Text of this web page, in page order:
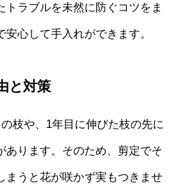
トラブルを未然に防ぐコツをま
心して手入れができます。
と対策
枝や、1年目に伸びた枝の先に
あります。そのため、剪定でそ
まうと花が咲かず実もつきませ